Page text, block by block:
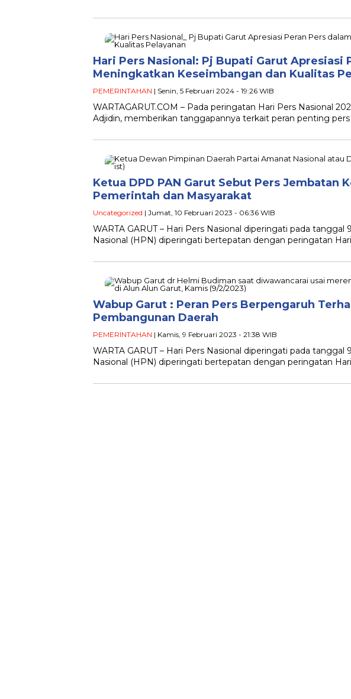
Hari Pers Nasional: Pj Bupati Garut Apresiasi
Meningkatkan Keseimbangan dan Kualitas
PEMERINTAHAN | Senin, 5 Februari 2024 - 19:26 WIB
WARTAGARUT.COM – Pada peringatan Hari Pers Nasional
Adjidin, memberikan tanggapannya terkait peran penting
Ketua DPD PAN Garut Sebut Pers Jembatan
Pemerintah dan Masyarakat
Uncategorized | Jumat, 10 Februari 2023 - 06:36 WIB
WARTA GARUT – Hari Pers Nasional diperingati pada tanggal
Nasional (HPN) diperingati bertepatan dengan peringatan
Wabup Garut : Peran Pers Berpengaruh
Pembangunan Daerah
PEMERINTAHAN | Kamis, 9 Februari 2023 - 21:38 WIB
WARTA GARUT – Hari Pers Nasional diperingati pada tanggal
Nasional (HPN) diperingati bertepatan dengan peringatan